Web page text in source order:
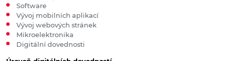
Software
Vývoj mobilních aplikací
Vývoj webových stránek
Mikroelektronika
Digitální dovednosti